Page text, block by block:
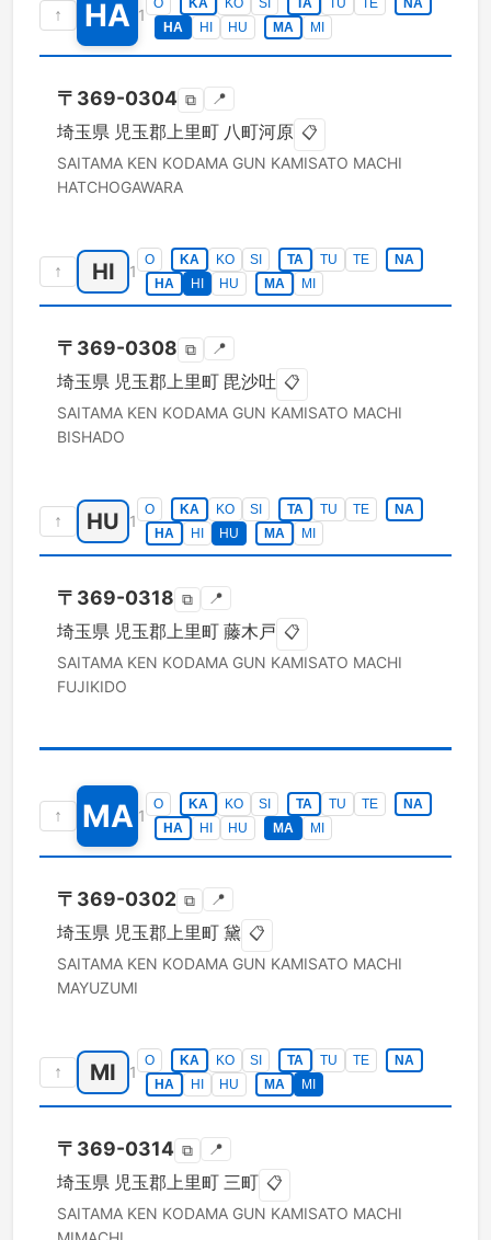
↑ HA 1
O KA KO SI TA TU TE
NA
HA
HI HU MA MI
〒 369-0304 ⧉ 📍
埼玉県 児玉郡上里町 八町河原 📋
SAITAMA KEN KODAMA GUN KAMISATO MACHI
HATCHOGAWARA
↑ HI 1
O KA KO SI TA TU TE
NA
HA
HI HU MA MI
〒 369-0308 ⧉ 📍
埼玉県 児玉郡上里町 毘沙吐 📋
SAITAMA KEN KODAMA GUN KAMISATO MACHI
BISHADO
↑ HU 1
O KA KO SI TA TU TE
NA
HA
HI HU MA MI
〒 369-0318 ⧉ 📍
埼玉県 児玉郡上里町 藤木戸 📋
SAITAMA KEN KODAMA GUN KAMISATO MACHI
FUJIKIDO
↑ MA 1
O KA KO SI TA TU TE
NA
HA
HI HU MA MI
〒 369-0302 ⧉ 📍
埼玉県 児玉郡上里町 黛 📋
SAITAMA KEN KODAMA GUN KAMISATO MACHI
MAYUZUMI
↑ MI 1
O KA KO SI TA TU TE
NA
HA
HI HU MA MI
〒 369-0314 ⧉ 📍
埼玉県 児玉郡上里町 三町 📋
SAITAMA KEN KODAMA GUN KAMISATO MACHI